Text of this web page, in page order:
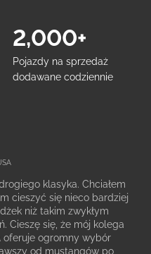
Pojazdy na sprzedaż
dodawane codziennie
2,000+
klasyka. Chciałem
cieszyć się nieco bardziej
niż takim zwykłym
Cieszę się, że mój kolega
oferuje ogromny wybór
od mustangów po